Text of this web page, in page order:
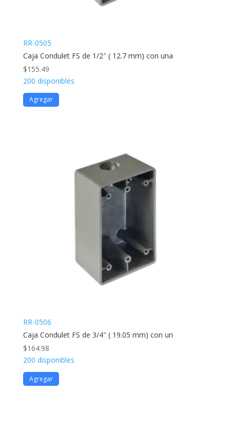
RR-0505
Caja Condulet FS de 1/2″ ( 12.7 mm) con una
$155.49
200 disponibles
Agregar
RR-0506
Caja Condulet FS de 3/4″ ( 19.05 mm) con un
$164.98
200 disponibles
Agregar